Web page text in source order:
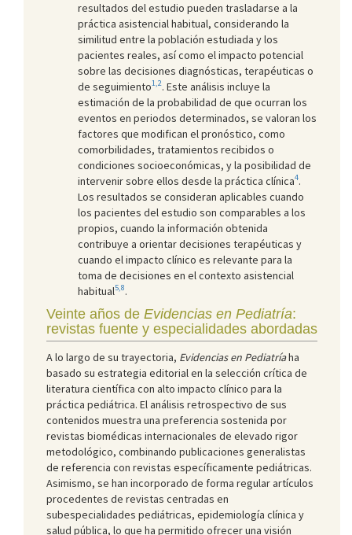
resultados del estudio pueden trasladarse a la
práctica asistencial habitual, considerando la
similitud entre la población estudiada y los
pacientes reales, así como el impacto potencial
sobre las decisiones diagnósticas, terapéuticas o
de seguimiento1,2. Este análisis incluye la
estimación de la probabilidad de que ocurran los
eventos en periodos determinados, se valoran los
factores que modifican el pronóstico, como
comorbilidades, tratamientos recibidos o
condiciones socioeconómicas, y la posibilidad de
intervenir sobre ellos desde la práctica clínica4.
Los resultados se consideran aplicables cuando
los pacientes del estudio son comparables a los
propios, cuando la información obtenida
contribuye a orientar decisiones terapéuticas y
cuando el impacto clínico es relevante para la
toma de decisiones en el contexto asistencial
habitual5,8.
Veinte años de Evidencias en Pediatría:
revistas fuente y especialidades abordadas
A lo largo de su trayectoria, Evidencias en Pediatríaha
basado su estrategia editorial en la selección crítica de
literatura científica con alto impacto clínico para la
práctica pediátrica. El análisis retrospectivo de sus
contenidos muestra una preferencia sostenida por
revistas biomédicas internacionales de elevado rigor
metodológico, combinando publicaciones generalistas
de referencia con revistas específicamente pediátricas.
Asimismo, se han incorporado de forma regular artículos
procedentes de revistas centradas en
subespecialidades pediátricas, epidemiología clínica y
salud pública, lo que ha permitido ofrecer una visión